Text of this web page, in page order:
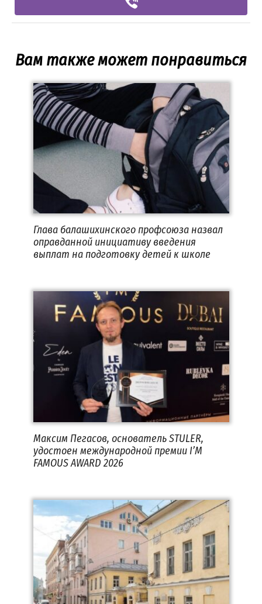
Вам также может понравиться
Глава балашихинского профсоюза назвал
оправданной инициативу введения
выплат на подготовку детей к школе
Максим Пегасов, основатель STULER,
удостоен международной премии I’M
FAMOUS AWARD 2026